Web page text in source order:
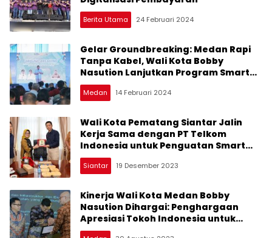
Berita Utama 24 Februari 2024
Gelar Groundbreaking: Medan Rapi
Tanpa Kabel, Wali Kota Bobby
Nasution Lanjutkan Program Smart
City
Medan 14 Februari 2024
Wali Kota Pematang Siantar Jalin
Kerja Sama dengan PT Telkom
Indonesia untuk Penguatan Smart
City
Siantar 19 Desember 2023
Kinerja Wali Kota Medan Bobby
Nasution Dihargai: Penghargaan
Apresiasi Tokoh Indonesia untuk
Kontribusi Digitalisasi